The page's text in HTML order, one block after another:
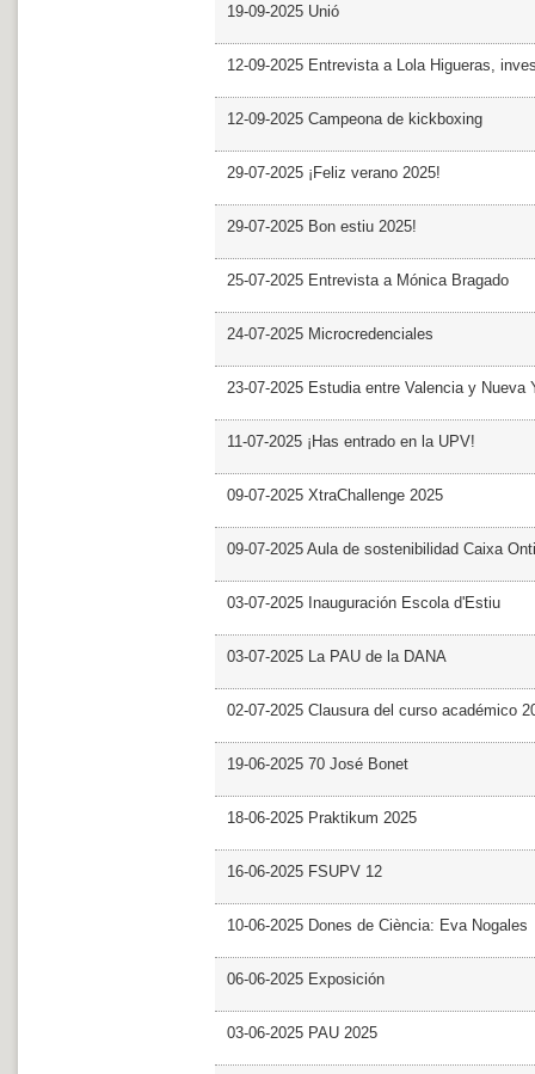
19-09-2025 Unió
12-09-2025 Entrevista a Lola Higueras,
12-09-2025 Campeona de kickboxing
29-07-2025 ¡Feliz verano 2025!
29-07-2025 Bon estiu 2025!
25-07-2025 Entrevista a Mónica Bragado
24-07-2025 Microcredenciales
23-07-2025 Estudia entre Valencia y Nueva
11-07-2025 ¡Has entrado en la UPV!
09-07-2025 XtraChallenge 2025
09-07-2025 Aula de sostenibilidad Caixa
03-07-2025 Inauguración Escola d'Estiu
03-07-2025 La PAU de la DANA
02-07-2025 Clausura del curso académico
19-06-2025 70 José Bonet
18-06-2025 Praktikum 2025
16-06-2025 FSUPV 12
10-06-2025 Dones de Ciència: Eva Nogales
06-06-2025 Exposición
03-06-2025 PAU 2025